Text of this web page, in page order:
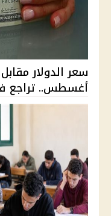
أغسطس.. تراجع في 10 بنوك